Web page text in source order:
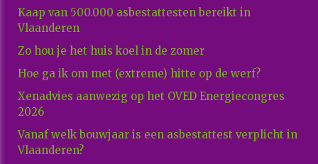
Kaap van 500.000 asbestattesten bereikt in
Vlaanderen
Zo hou je het huis koel in de zomer
Hoe ga ik om met (extreme) hitte op de werf?
Xenadvies aanwezig op het OVED Energiecongres
2026
Vanaf welk bouwjaar is een asbestattest verplicht in
Vlaanderen?